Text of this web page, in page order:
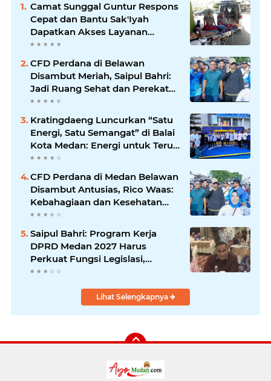
Camat Sunggal Guntur Respons
Cepat dan Bantu Sak'Iyah
Dapatkan Akses Layanan
Kesehatan
CFD Perdana di Belawan
Disambut Meriah, Saipul Bahri:
Jadi Ruang Sehat dan Perekat
Kebersamaan Warga Medan
Utara
Kratingdaeng Luncurkan “Satu
Energi, Satu Semangat” di Balai
Kota Medan: Energi untuk Terus
Bergerak Maju
CFD Perdana di Medan Belawan
Disambut Antusias, Rico Waas:
Kebahagiaan dan Kesehatan
Harus Hadir di Seluruh Penjuru
Kota
Saipul Bahri: Program Kerja
DPRD Medan 2027 Harus
Perkuat Fungsi Legislasi,
Anggaran dan Pengawasan
Lihat Selengkapnya